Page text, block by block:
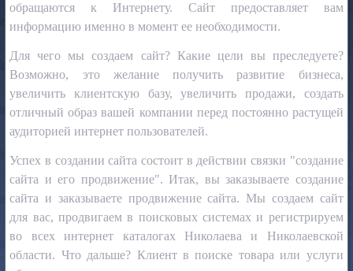
обращаются к Интернету. Сайт предоставляет вам
информацию именно в момент ее необходимости.
Для чего мы создаем сайт? Какие цели вы преследуете?
Возможно, это желание получить развитие бизнеса,
увеличить клиентскую базу, увеличить продажи, создать
отличный образ вашей компании перед постоянно растущей
аудиторией интернет пользователей.
Успех в создании сайта состоит в действии связки "создание
сайта и его продвижение". Итак, вы заказываете создание
сайта и заказываете продвижение сайта. Мы создаем сайт
для вас, продвигаем в поисковых системах и регистрируем
во всех интернет каталогах Николаева и Николаевской
области. Что дальше? Клиент в поиске товара или услуги